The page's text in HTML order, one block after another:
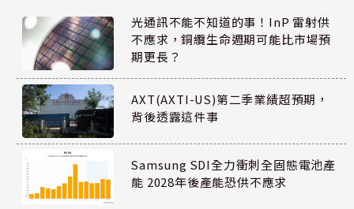
光通訊不能不知道的事！InP 雷射供
不應求，銅纜生命週期可能比市場預
期更長？
AXT(AXTI-US)第二季業績超預期，
背後透露這件事
Samsung SDI全力衝刺全固態電池產
能 2028年後產能恐供不應求